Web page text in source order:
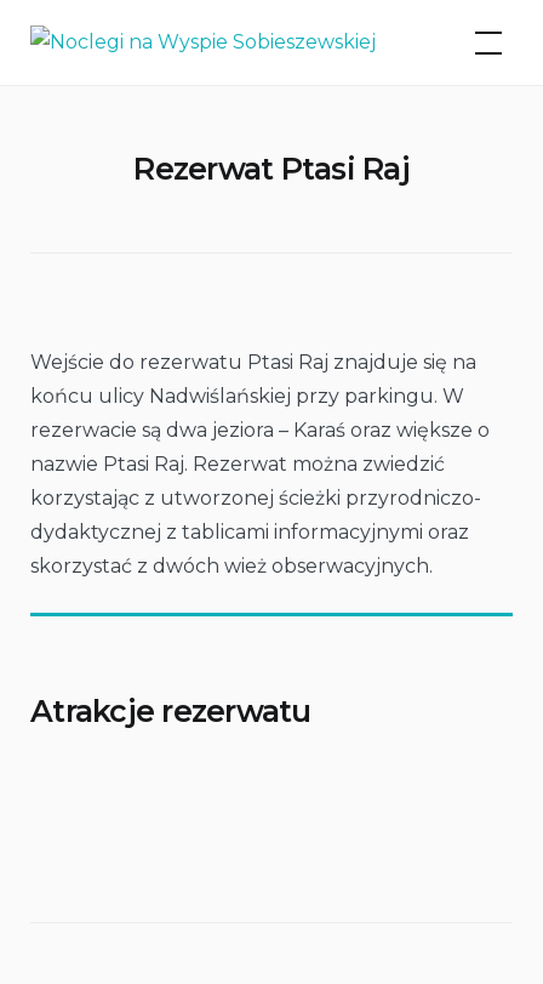
Noclegi na Wyspie
Sobieszewskiej
Rezerwat Ptasi Raj
Wejście do rezerwatu Ptasi Raj znajduje się na
końcu ulicy Nadwiślańskiej przy parkingu. W
rezerwacie są dwa jeziora – Karaś oraz większe o
nazwie Ptasi Raj. Rezerwat można zwiedzić
korzystając z utworzonej ścieżki przyrodniczo-
dydaktycznej z tablicami informacyjnymi oraz
skorzystać z dwóch wież obserwacyjnych.
Atrakcje rezerwatu